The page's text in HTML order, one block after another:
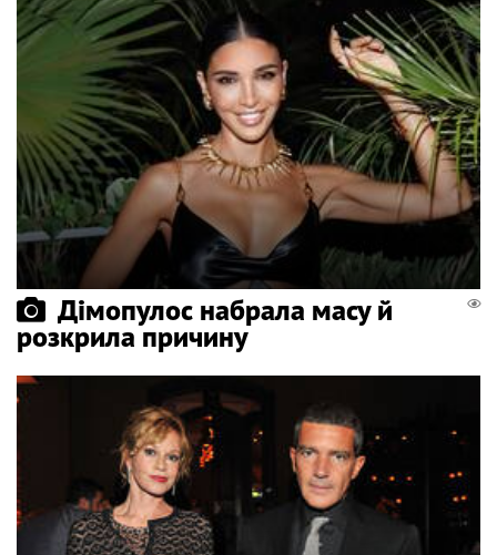
Дімопулос набрала масу й
розкрила причину